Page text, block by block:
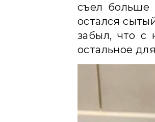
съел больше
остался
забыл, что с
остальное